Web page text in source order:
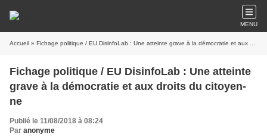
MENU
Accueil » Fichage politique / EU DisinfoLab : Une atteinte grave à la démocratie et aux droits du citoyen-ne
Fichage politique / EU DisinfoLab : Une atteinte
grave à la démocratie et aux droits du citoyen-
ne
Publié le 11/08/2018 à 08:24
Par anonyme